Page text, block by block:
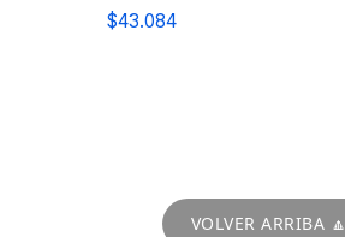
$43.084
VOLVER ARRIBA 🔼